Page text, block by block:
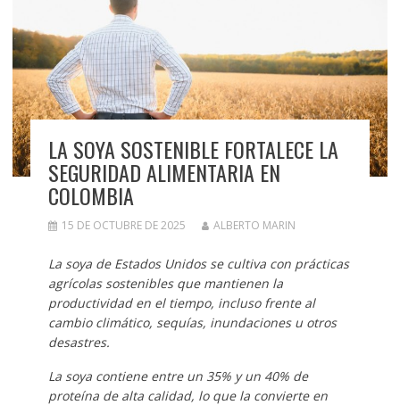
LA SOYA SOSTENIBLE FORTALECE LA
SEGURIDAD ALIMENTARIA EN
COLOMBIA
15 DE OCTUBRE DE 2025 ALBERTO MARIN
La soya de Estados Unidos se cultiva con prácticas
agrícolas sostenibles que mantienen la
productividad en el tiempo, incluso frente al
cambio climático, sequías, inundaciones u otros
desastres.
La soya contiene entre un 35% y un 40% de
proteína de alta calidad, lo que la convierte en